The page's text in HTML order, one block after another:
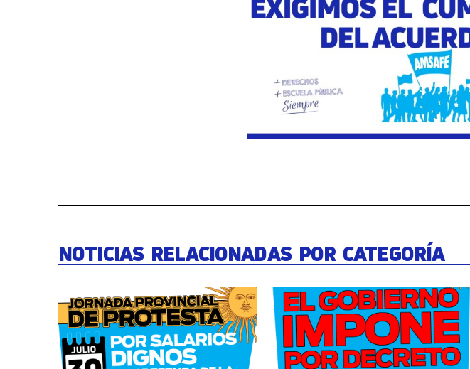
NOTICIAS RELACIONADAS POR CATEGORÍA